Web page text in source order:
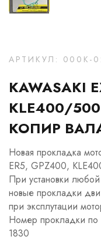
АРТИКУЛ: 000K-
KAWASAKI
KLE400/
КОПИР
Новая прокладка
ER5, GPZ400,
При установки
новые прокладки
при эксплутации
Номер прокладки по
1830